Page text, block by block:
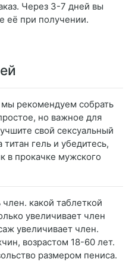
Через 3-7 дней вы
её при получении.
рекомендуем собрать
но важное для
свой сексуальный
гель и убедитесь,
в прокачке мужского
какой таблеткой
увеличивает член
увеличивает член.
возрастом 18-60 лет.
размером пениса.